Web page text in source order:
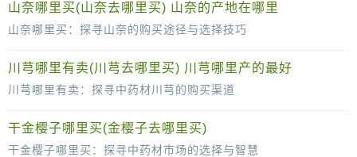
山奈哪里买(山奈去哪里买) 山奈的产地在哪里
山奈哪里买：探寻山奈的购买途径与选择技巧
川芎哪里有卖(川芎去哪里买) 川芎哪里产的最好
川芎哪里有卖：探寻中药材川芎的购买渠道
干金樱子哪里买(金樱子去哪里买)
干金樱子哪里买：探寻中药材市场的选择与智慧